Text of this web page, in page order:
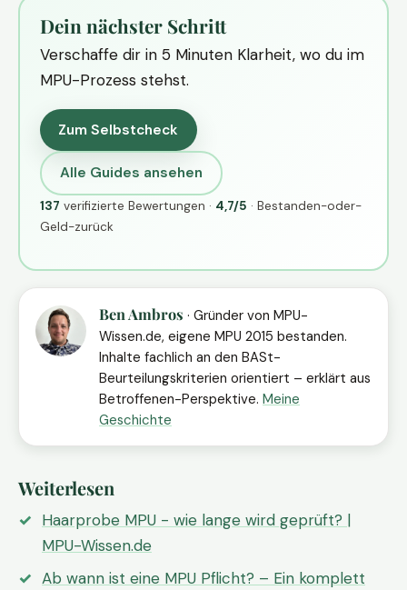
Dein nächster Schritt
Verschaffe dir in 5 Minuten Klarheit, wo du im
MPU-Prozess stehst.
Zum Selbstcheck
Alle Guides ansehen
137 verifizierte Bewertungen · 4,7/5 · Bestanden-oder-
Geld-zurück
Ben Ambros · Gründer von MPU-
Wissen.de, eigene MPU 2015 bestanden.
Inhalte fachlich an den BASt-
Beurteilungskriterien orientiert – erklärt aus
Betroffenen-Perspektive. Meine
Geschichte
Weiterlesen
Haarprobe MPU - wie lange wird geprüft? |
MPU-Wissen.de
Ab wann ist eine MPU Pflicht? – Ein komplett